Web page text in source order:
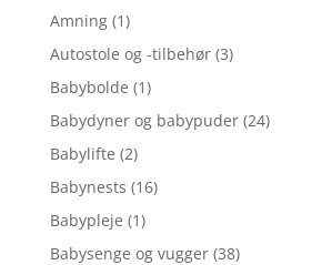
Amning (1)
Autostole og -tilbehør (3)
Babybolde (1)
Babydyner og babypuder (24)
Babylifte (2)
Babynests (16)
Babypleje (1)
Babysenge og vugger (38)